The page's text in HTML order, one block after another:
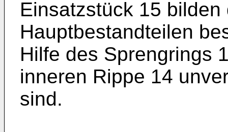
Einsatzstück 15
Hauptbestandteilen
Hilfe des Sprengrings
inneren Rippe 14
sind.